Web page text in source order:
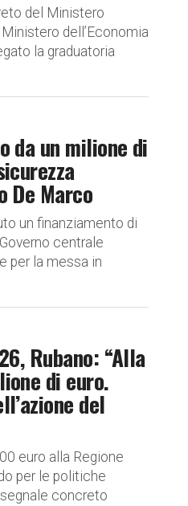
del Ministero
dell’Economia
la graduatoria
da un milione di
De Marco
un finanziamento di
centrale
per la messa in
Rubano: “Alla
di euro.
del
euro alla Regione
per le politiche
concreto